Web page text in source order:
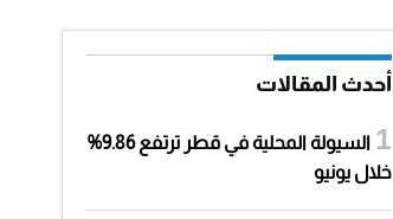
أحدث المقالات
السيولة المحلية في قطر ترتفع 9.86%
خلال يونيو